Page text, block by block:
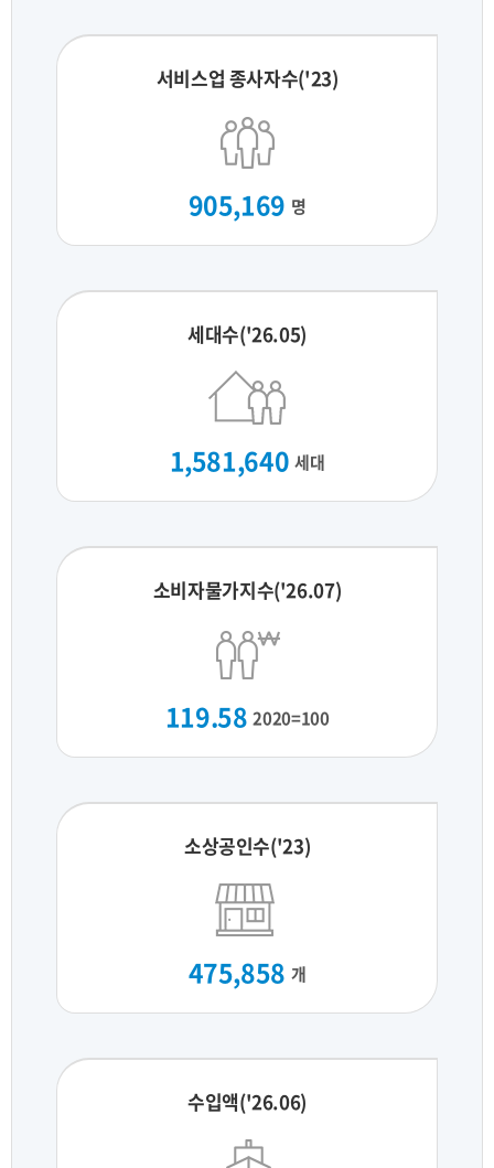
서비스업 종사자수('23)
905,169 명
세대수('26.05)
1,581,640 세대
소비자물가지수('26.07)
119.58 2020=100
소상공인수('23)
475,858 개
수입액('26.06)